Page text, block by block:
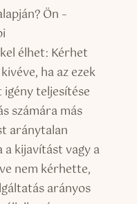
Ön –
élhet: Kérhet
ha az ezek
teljesítése
számára más
aránytalan
kijavítást vagy a
nem kérhette,
arányos